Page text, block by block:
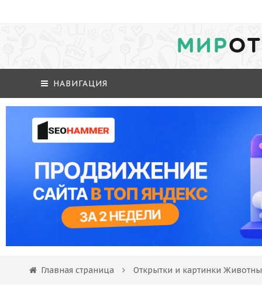
МИР
НАВИГАЦИЯ
Главная страница Открытки и картинки